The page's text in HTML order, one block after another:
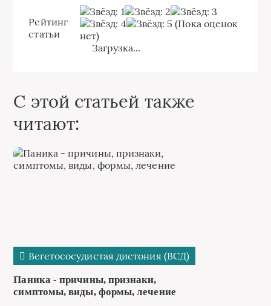
Рейтинг
статьи
(Пока оценок
нет)
Загрузка...
С этой статьей также
читают:
Вегетососудистая дистония (ВСД)
Паника - причины, признаки,
симптомы, виды, формы, лечение